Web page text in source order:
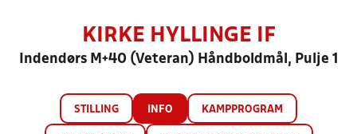
KIRKE HYLLINGE IF
Indendørs M+40 (Veteran) Håndboldmål, Pulje 1
STILLING INFO KAMPPROGRAM